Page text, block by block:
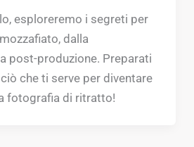
esploreremo i segreti per
dalla
post-produzione. Preparati
che ti serve per diventare
fotografia di ritratto!